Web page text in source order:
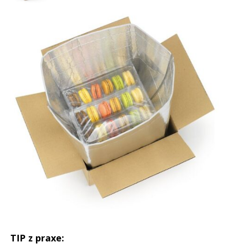
TIP z praxe: